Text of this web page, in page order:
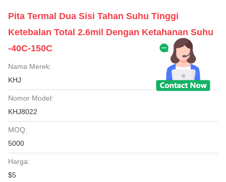
Pita Termal Dua Sisi Tahan Suhu Tinggi
Ketebalan Total 2.6mil Dengan Ketahanan Suhu
-40C-150C
Nama Merek:
KHJ
Nomor Model:
KHJ8022
MOQ:
5000
Harga:
$5